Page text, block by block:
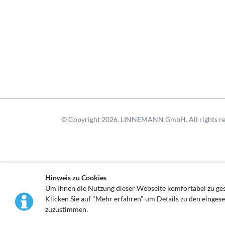
Hinweis zu Cookies
Um Ihnen die Nutzung dieser Webseite komfortabel zu
Klicken Sie auf "Mehr erfahren" um Details zu den
zuzustimmen.
© Copyright 2026. LINNEMANN GmbH. All rights